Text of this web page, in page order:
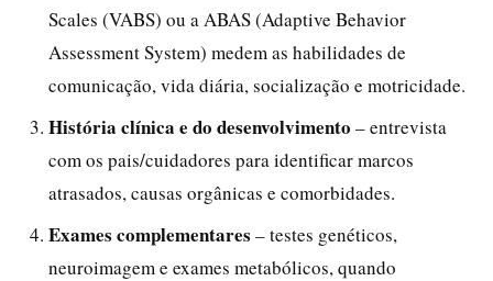
Scales (VABS) ou a ABAS (Adaptive Behavior
Assessment System) medem as habilidades de
comunicação, vida diária, socialização e motricidade.
História clínica e do desenvolvimento – entrevista
com os pais/cuidadores para identificar marcos
atrasados, causas orgânicas e comorbidades.
Exames complementares – testes genéticos,
neuroimagem e exames metabólicos, quando